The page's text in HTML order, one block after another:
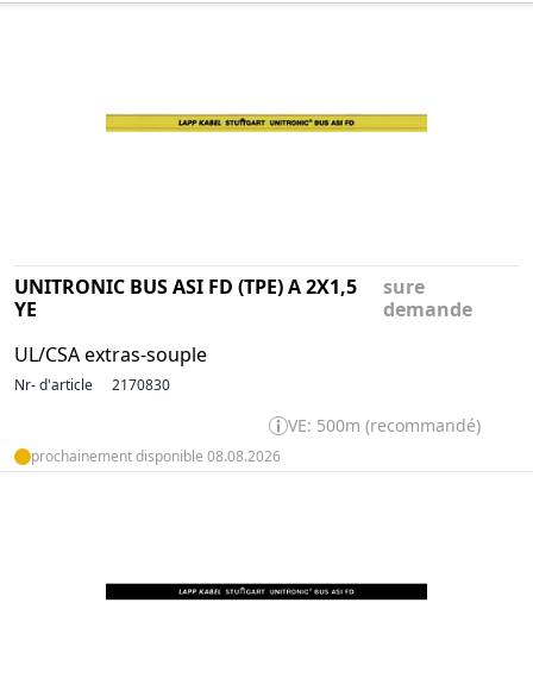
UNITRONIC BUS ASI FD (TPE) A 2X1,5
YE
UL/CSA extras-souple
sure
demande
Nr- d'article 2170830
VE: 500m (recommandé)
prochainement disponible 08.08.2026